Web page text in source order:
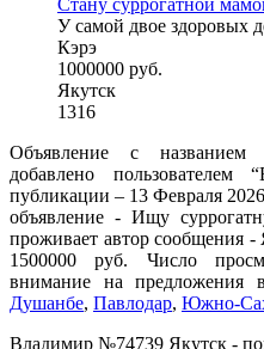
У самой двое здоровых
Кэрэ
1000000 руб.
Якутск
1316
Объявление с
добавлено пользователем
публикации – 13 Февраля
объявление - Ищу
проживает автор сообщения -
1500000 руб. Число
внимание на предложения
Душанбе, Павлодар, Южно-
Владимир №74739 Якутск -